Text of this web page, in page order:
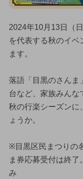
2024年10月13日（
を代表する秋のイ
ます。
落語「目黒のさんま
台など、家族みんな
秋の行楽シーズンに
ょうか。
※目黒区民まつりの
ま券応募受付は終
み